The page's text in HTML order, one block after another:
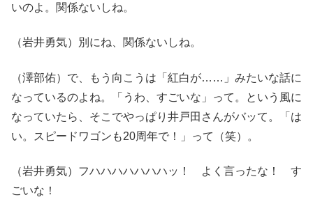
いのよ。関係ないしね。
（岩井勇気）別にね、関係ないしね。
（澤部佑）で、もう向こうは「紅白が……」みたいな話に
なっているのよね。「うわ、すごいな」って。という風に
なっていたら、そこでやっぱり井戸田さんがバッて。「は
い。スピードワゴンも20周年で！」って（笑）。
（岩井勇気）フハハハハハハハッ！ よく言ったな！ す
ごいな！